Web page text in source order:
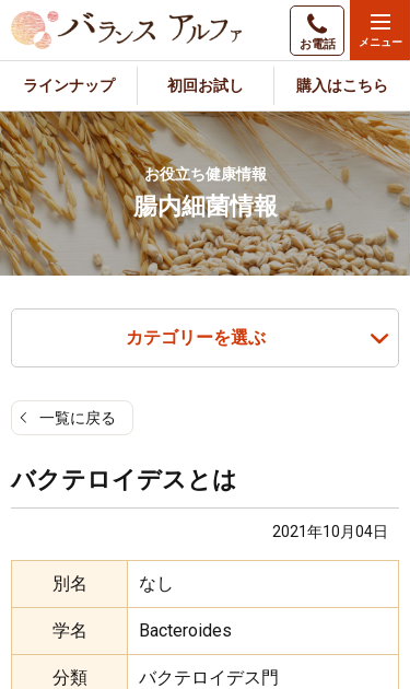
お電話
ラインナップ 初回お試し 購入はこちら
お役立ち健康情報
腸内細菌情報
カテゴリーを選ぶ
一覧に戻る
バクテロイデスとは
2021年10月04日
別名 なし
学名 Bacteroides
分類 バクテロイデス門